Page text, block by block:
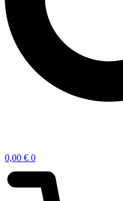
0,00 € 0